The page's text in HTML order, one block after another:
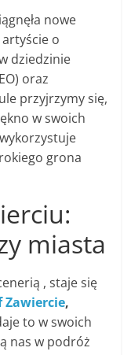
nowe
o
dziedzinie
oraz
przyjrzymy się,
w swoich
grona
miasta
, staje się
Zawiercie,
to w swoich
nas w podróż